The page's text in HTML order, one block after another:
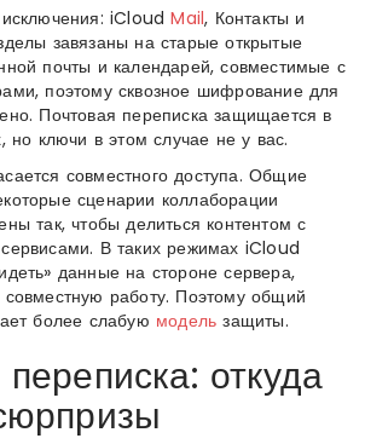
исключения: iCloudMail, Контакты и
завязаны на старые открытые
почты и календарей, совместимые с
поэтому сквозное шифрование для
Почтовая переписка защищается в
но ключи в этом случае не у вас.
совместного доступа. Общие
сценарии коллаборации
так, чтобы делиться контентом с
В таких режимах iCloud
данные на стороне сервера,
совместную работу. Поэтому общий
более слабую модель защиты.
откуда